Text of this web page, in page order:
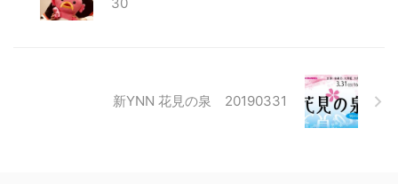
新YNN 花見の泉 20190331